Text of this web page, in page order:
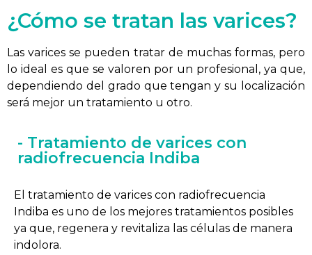
¿Cómo se tratan las varices?
Las varices se pueden tratar de muchas formas, pero
lo ideal es que se valoren por un profesional, ya que,
dependiendo del grado que tengan y su localización
será mejor un tratamiento u otro.
- Tratamiento de varices con
radiofrecuencia Indiba
El tratamiento de varices con radiofrecuencia
Indiba es uno de los mejores tratamientos posibles
ya que, regenera y revitaliza las células de manera
indolora.